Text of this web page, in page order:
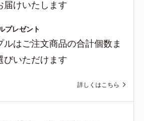
届けいたします
プレゼント
ルはご注文商品の合計個数ま
びいただけます
詳しくはこちら